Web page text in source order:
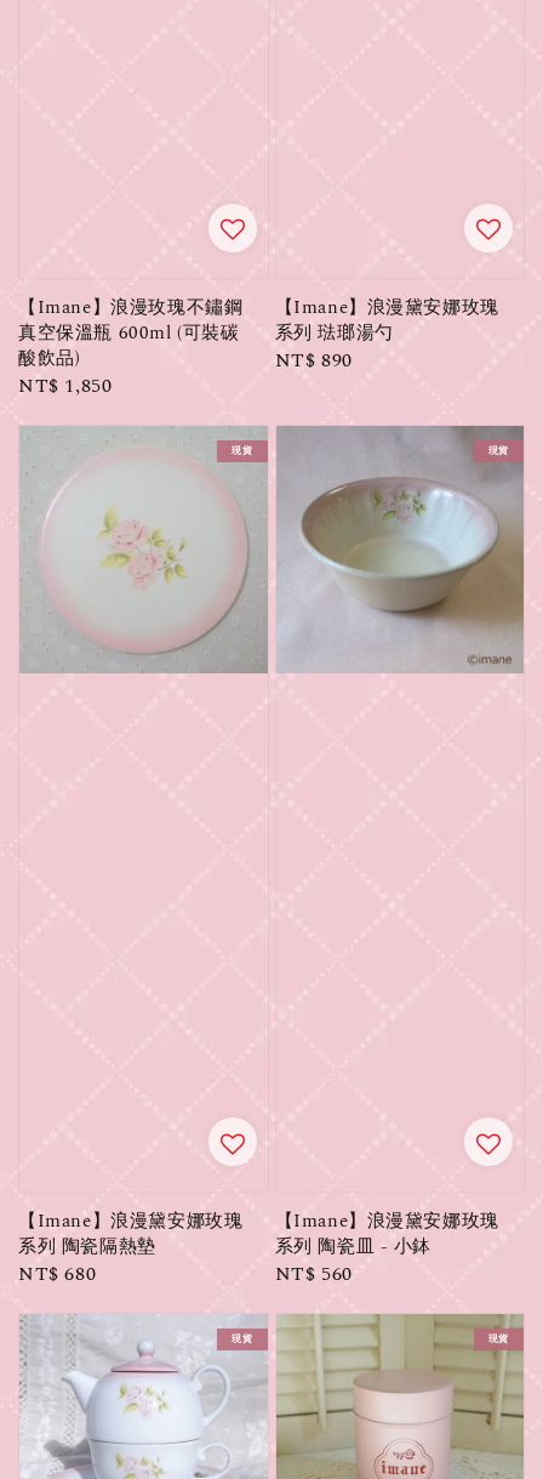
【Imane】浪漫玫瑰不鏽鋼
真空保溫瓶 600ml (可裝碳
酸飲品)
Regular
NT$ 1,850
【Imane】浪漫黛安娜玫瑰
系列 琺瑯湯勺
Regular
NT$ 890
現貨
【Imane】浪漫黛安娜玫瑰
系列 陶瓷隔熱墊
Regular
NT$ 680
現貨
【Imane】浪漫黛安娜玫瑰
系列 陶瓷皿 - 小鉢
Regular
NT$ 560
現貨 現貨